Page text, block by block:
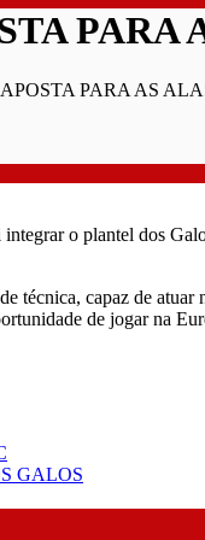
PARA
PARA AS
o plantel dos
técnica, capaz de
de jogar na
GALOS